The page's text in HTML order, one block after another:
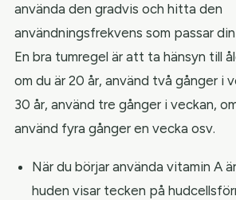
använda den gradvis och hitta den
användningsfrekvens som passar
En bra tumregel är att ta hänsyn till
om du är 20 år, använd två gånger i
30 år, använd tre gånger i veckan,
använd fyra gånger en vecka osv.
När du börjar använda vitamin A
huden visar tecken på